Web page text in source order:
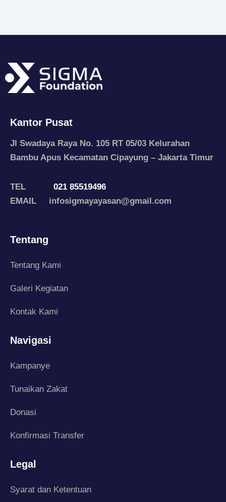
Kantor Pusat
Jl Swadaya Raya No. 105 RT 05/03 Kelurahan
Bambu Apus Kecamatan Cipayung – Jakarta Timur
TEL
021 85519496
EMAIL infosigmayayasan@gmail.com
Tentang
Tentang Kami
Galeri Kegiatan
Kontak Kami
Navigasi
Kampanye
Tunaikan Zakat
Donasi
Konfirmasi Transfer
Legal
Syarat dan Ketentuan